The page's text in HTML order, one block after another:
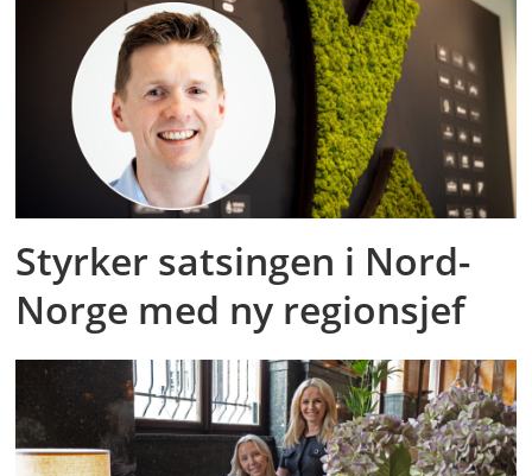
Styrker satsingen i Nord-
Norge med ny regionsjef